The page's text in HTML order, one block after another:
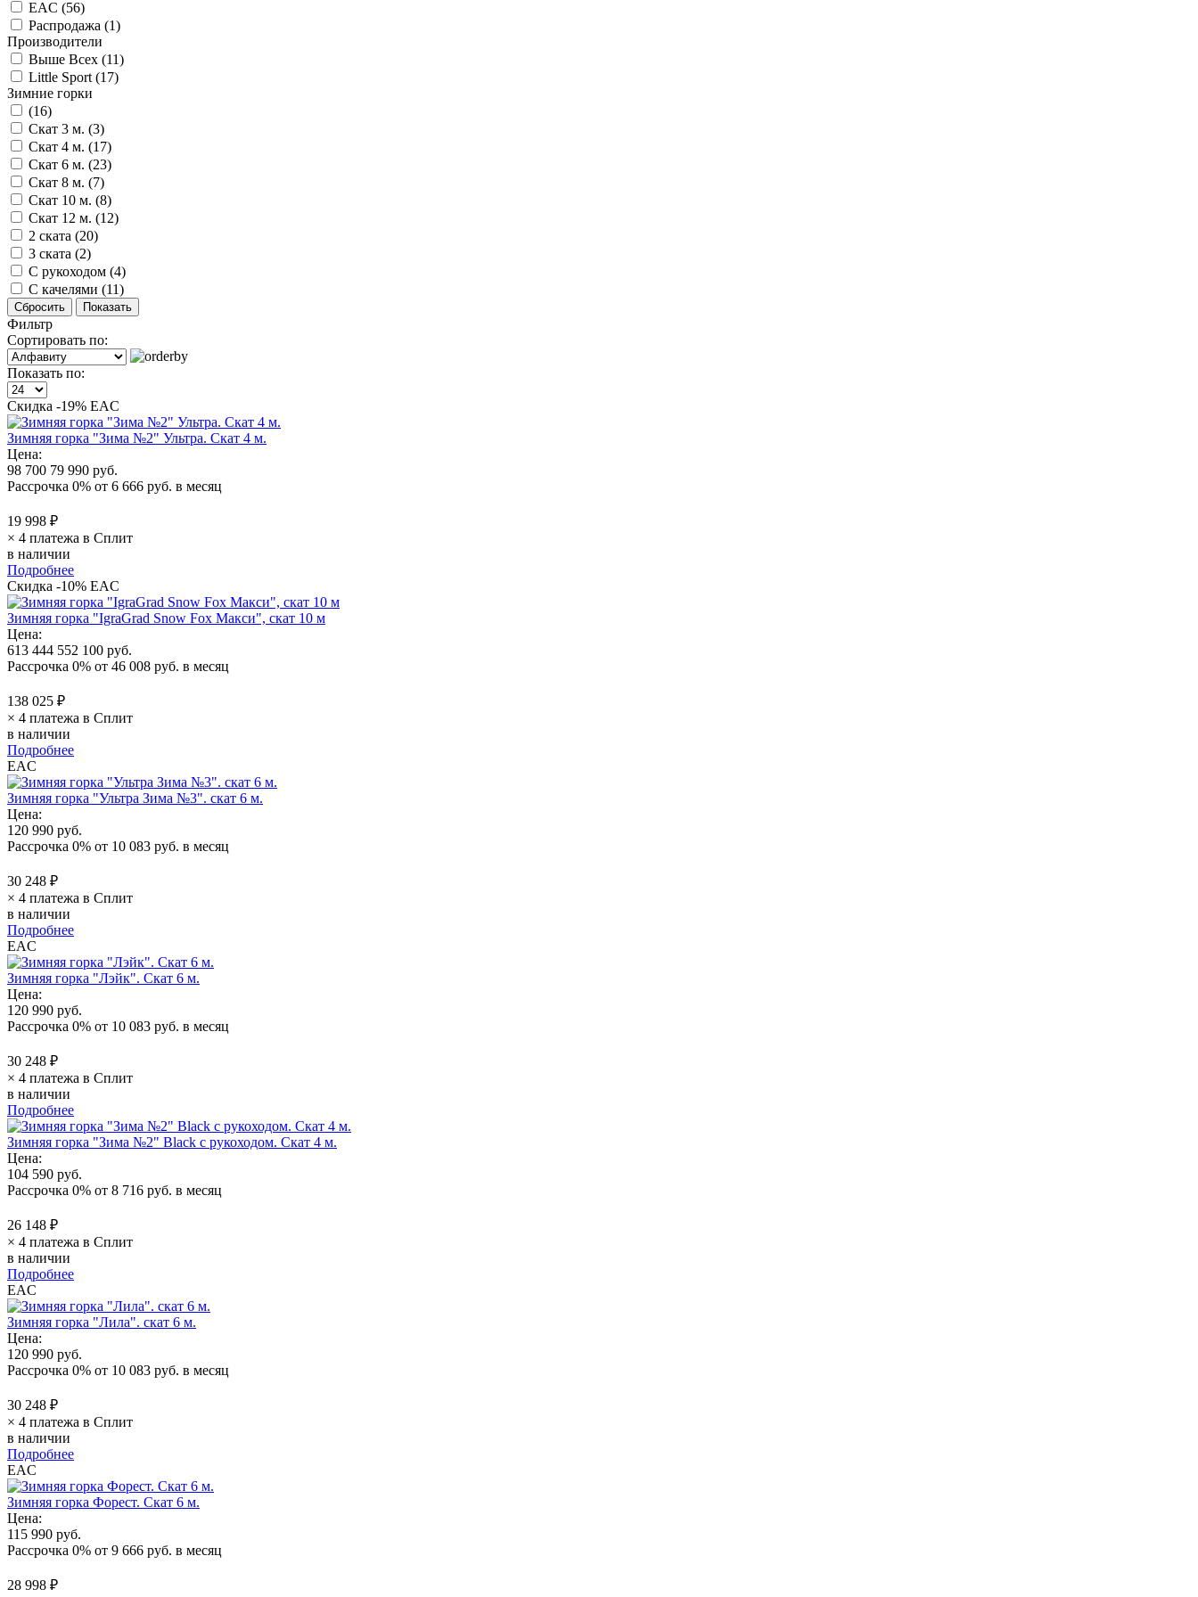
EAC (56)
Распродажа (1)
Производители
Выше Всех (11)
Little Sport (17)
Зимние горки
(16)
Скат 3 м. (3)
Скат 4 м. (17)
Скат 6 м. (23)
Скат 8 м. (7)
Скат 10 м. (8)
Скат 12 м. (12)
2 ската (20)
3 ската (2)
С рукоходом (4)
С качелями (11)
Сбросить
Фильтр
Сортировать по:
Показать по:
Скидка -19% EAC
Зимняя горка "Зима №2" Ультра. Скат 4 м.
Цена:
98 700 79 990 руб.
Рассрочка 0% от 6 666 руб. в месяц
19 998 ₽
× 4 платежа в Сплит
в наличии
Подробнее
Скидка -10% EAC
Зимняя горка "IgraGrad Snow Fox Макси", скат 10 м
Цена:
613 444 552 100 руб.
Рассрочка 0% от 46 008 руб. в месяц
138 025 ₽
× 4 платежа в Сплит
в наличии
Подробнее
EAC
Зимняя горка "Ультра Зима №3". скат 6 м.
Цена:
120 990 руб.
Рассрочка 0% от 10 083 руб. в месяц
30 248 ₽
× 4 платежа в Сплит
в наличии
Подробнее
EAC
Зимняя горка "Лэйк". Скат 6 м.
Цена:
120 990 руб.
Рассрочка 0% от 10 083 руб. в месяц
30 248 ₽
× 4 платежа в Сплит
в наличии
Подробнее
Зимняя горка "Зима №2" Black с рукоходом. Скат 4 м.
Цена:
104 590 руб.
Рассрочка 0% от 8 716 руб. в месяц
26 148 ₽
× 4 платежа в Сплит
в наличии
Подробнее
EAC
Зимняя горка "Лила". скат 6 м.
Цена:
120 990 руб.
Рассрочка 0% от 10 083 руб. в месяц
30 248 ₽
× 4 платежа в Сплит
в наличии
Подробнее
EAC
Зимняя горка Форест. Скат 6 м.
Цена:
115 990 руб.
Рассрочка 0% от 9 666 руб. в месяц
28 998 ₽